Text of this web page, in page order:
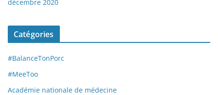
décembre 2020
Catégories
#BalanceTonPorc
#MeeToo
Académie nationale de médecine